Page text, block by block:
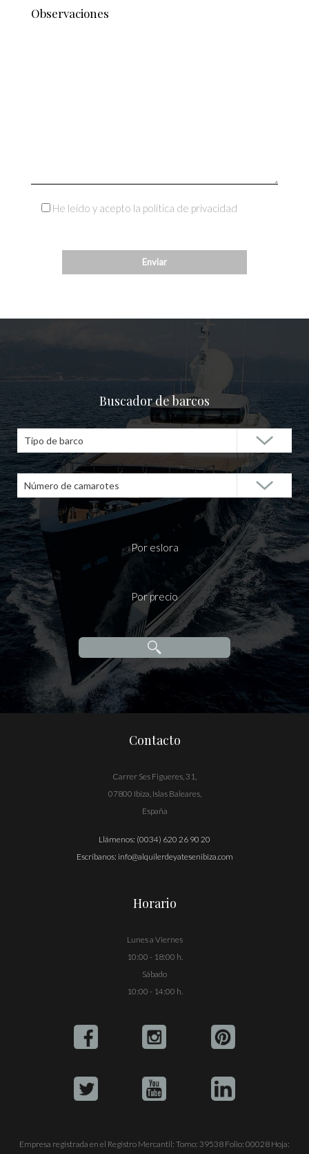
He leído y acepto la política de privacidad
Buscador de barcos
Tipo de barco
Número de camarotes
Por eslora
Por precio
Contacto
Carrer Ses Figueres, 31,
07800 Ibiza, Islas Baleares,
España
Llámenos: (0034) 620 26 90 20
Escríbanos: info@alquilerdeyatesenibiza.com
Horario
Lunes a Viernes
10:00 - 18:00 h.
Sábado
10:00 - 14:00 h.
Empresa registrada en el Registro Mercantil: Tomo: 39538 Folio: 00028 Hoja: